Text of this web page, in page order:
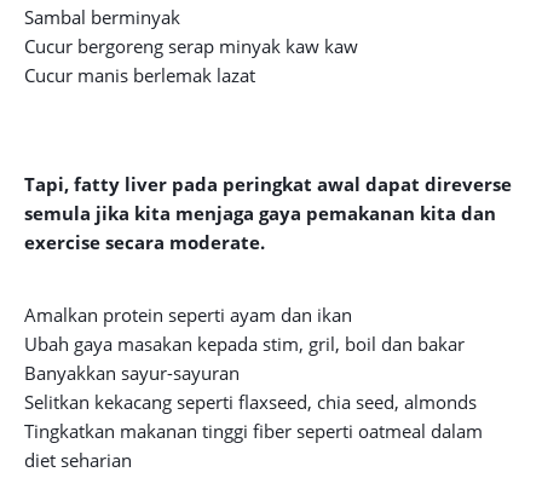
Sambal berminyak
Cucur bergoreng serap minyak kaw kaw
Cucur manis berlemak lazat
Tapi, fatty liver pada peringkat awal dapat direverse
semula jika kita menjaga gaya pemakanan kita dan
exercise secara moderate.
Amalkan protein seperti ayam dan ikan
Ubah gaya masakan kepada stim, gril, boil dan bakar
Banyakkan sayur-sayuran
Selitkan kekacang seperti flaxseed, chia seed, almonds
Tingkatkan makanan tinggi fiber seperti oatmeal dalam
diet seharian